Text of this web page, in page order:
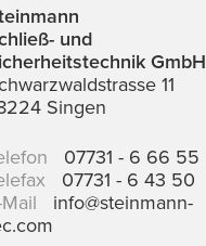
und
GmbH
11
Singen
07731 - 6 66 55
07731 - 6 43 50
Mail
info@steinmann-